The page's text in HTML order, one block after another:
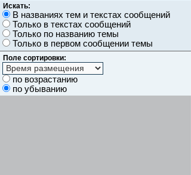
Искать:
В названиях тем и текстах сообщений
Только в текстах сообщений
Только по названию темы
Только в первом сообщении темы
Поле сортировки:
по возрастанию
по убыванию